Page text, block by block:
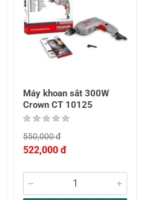
Máy khoan sắt 300W
Crown CT 10125
550,000 đ
522,000 đ